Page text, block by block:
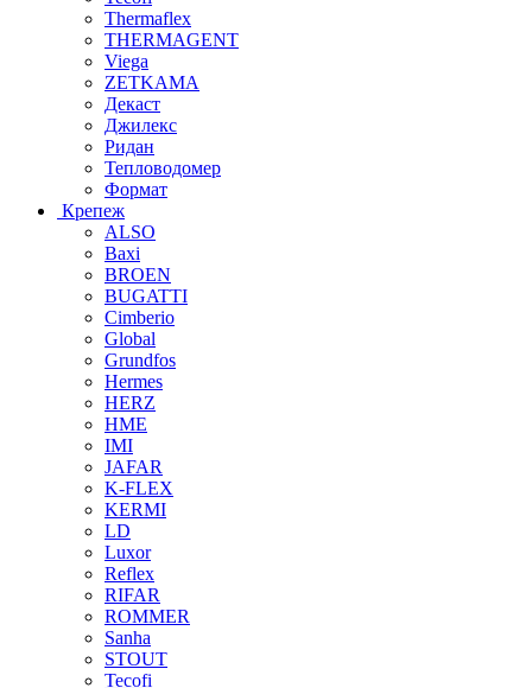
Thermaflex
THERMAGENT
Viega
ZETKAMA
Декаст
Джилекс
Ридан
Тепловодомер
Формат
Крепеж
ALSO
Baxi
BROEN
BUGATTI
Cimberio
Global
Grundfos
Hermes
HERZ
HME
IMI
JAFAR
K-FLEX
KERMI
LD
Luxor
Reflex
RIFAR
ROMMER
Sanha
STOUT
Tecofi